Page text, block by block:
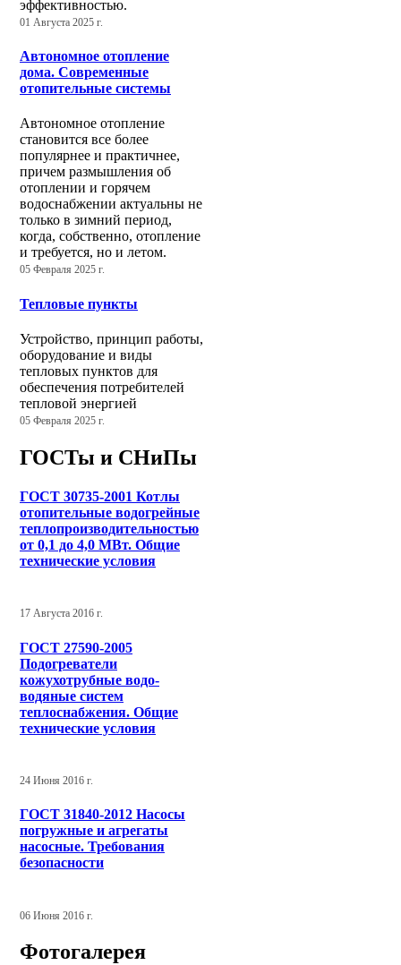
эффективностью.
01 Августа 2025 г.
Автономное отопление
дома. Современные
отопительные системы
Автономное отопление
становится все более
популярнее и практичнее,
причем размышления об
отоплении и горячем
водоснабжении актуальны не
только в зимний период,
когда, собственно, отопление
и требуется, но и летом.
05 Февраля 2025 г.
Тепловые пункты
Устройство, принцип работы,
оборудование и виды
тепловых пунктов для
обеспечения потребителей
тепловой энергией
05 Февраля 2025 г.
ГОСТы и СНиПы
ГОСТ 30735-2001 Котлы
отопительные водогрейные
теплопроизводительностью
от 0,1 до 4,0 МВт. Общие
технические условия
17 Августа 2016 г.
ГОСТ 27590-2005
Подогреватели
кожухотрубные водо-
водяные систем
теплоснабжения. Общие
технические условия
24 Июня 2016 г.
ГОСТ 31840-2012 Насосы
погружные и агрегаты
насосные. Требования
безопасности
06 Июня 2016 г.
Фотогалерея